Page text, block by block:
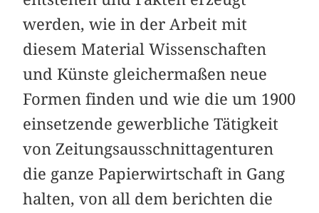
werden, wie in der Arbeit mit
diesem Material Wissenschaften
und Künste gleichermaßen neue
Formen finden und wie die um 1900
einsetzende gewerbliche Tätigkeit
von Zeitungsausschnittagenturen
die ganze Papierwirtschaft in Gang
halten, von all dem berichten die